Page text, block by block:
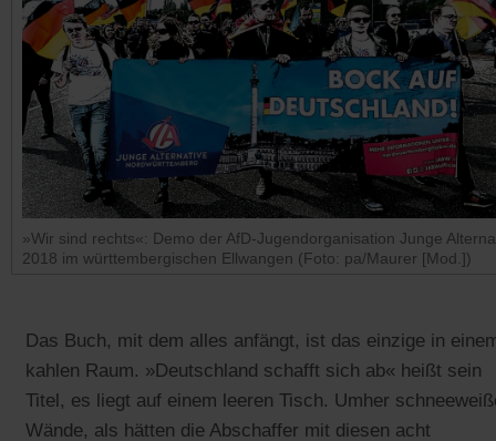
»Wir sind rechts«: Demo der AfD-Jugendorganisation Junge
2018 im württembergischen Ellwangen (Foto: pa/Maurer [Mod.])
Das Buch, mit dem alles anfängt, ist das einzige in
kahlen Raum. »Deutschland schafft sich ab« heißt sein
Titel, es liegt auf einem leeren Tisch. Umher
Wände, als hätten die Abschaffer mit diesen acht